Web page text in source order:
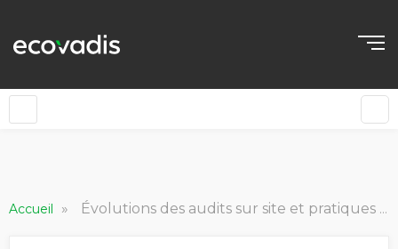
Accueil » Évolutions des audits sur site et pratiques d’évaluation RSE